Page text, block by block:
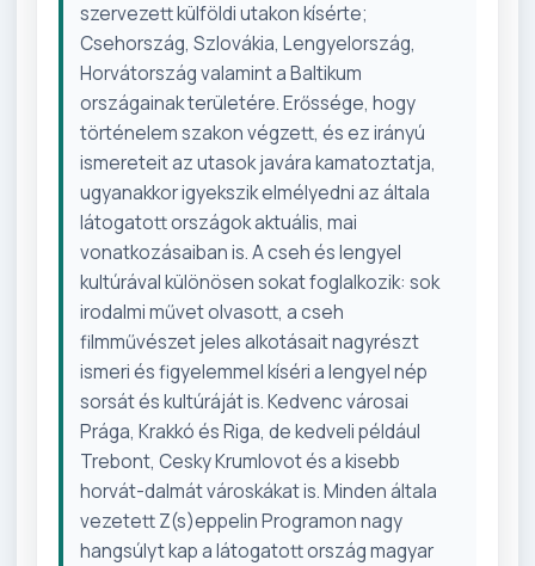
szervezett külföldi utakon kísérte;
Csehország, Szlovákia, Lengyelország,
Horvátország valamint a Baltikum
országainak területére. Erőssége, hogy
történelem szakon végzett, és ez irányú
ismereteit az utasok javára kamatoztatja,
ugyanakkor igyekszik elmélyedni az általa
látogatott országok aktuális, mai
vonatkozásaiban is. A cseh és lengyel
kultúrával különösen sokat foglalkozik: sok
irodalmi művet olvasott, a cseh
filmművészet jeles alkotásait nagyrészt
ismeri és figyelemmel kíséri a lengyel nép
sorsát és kultúráját is. Kedvenc városai
Prága, Krakkó és Riga, de kedveli például
Trebont, Cesky Krumlovot és a kisebb
horvát-dalmát városkákat is. Minden általa
vezetett Z(s)eppelin Programon nagy
hangsúlyt kap a látogatott ország magyar